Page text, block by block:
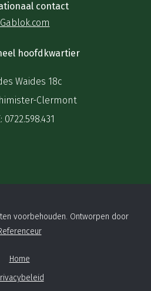
contact
Gablok.com
hoofdkwartier
Waides 18c
Clermont
0722.598.431
voorbehouden. Ontworpen door
Home